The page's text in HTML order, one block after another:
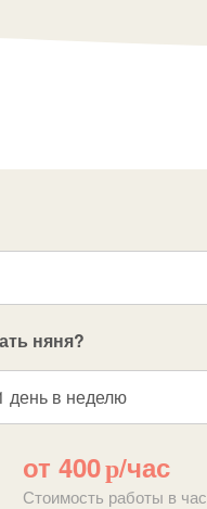
няня?
день в неделю
от 400р/час
Стоимость работы в час